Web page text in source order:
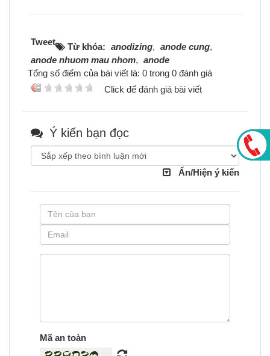
Tweet Từ khóa: anodizing, anode cung,
anode nhuom mau nhom, anode
Tổng số điểm của bài viết là: 0 trong 0 đánh giá
Click để đánh giá bài viết
Ý kiến bạn đọc
Ẩn/Hiện ý kiến
Mã an toàn